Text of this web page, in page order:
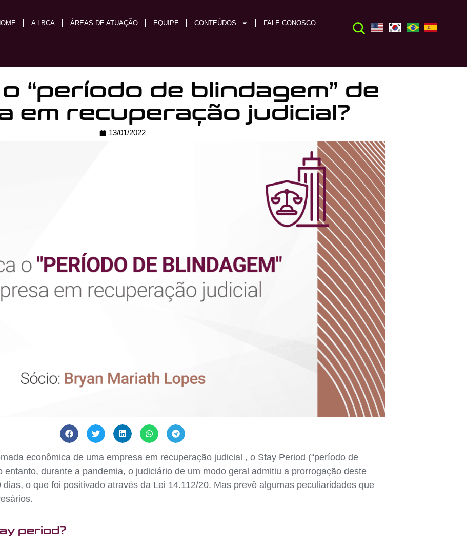
A LBCA ÁREAS DE ATUAÇÃO EQUIPE CONTEÚDOS FALE CONOSCO
“período de blindagem” de
em recuperação judicial?
13/01/2022
econômica de uma empresa em recuperação judicial , o Stay Period (“período de
entanto, durante a pandemia, o judiciário de um modo geral admitiu a prorrogação deste
o que foi positivado através da Lei 14.112/20. Mas prevê algumas peculiaridades que
period?